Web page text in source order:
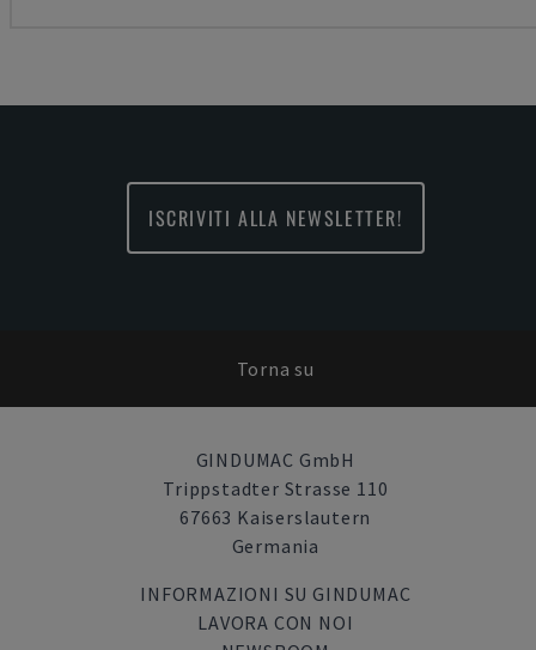
ISCRIVITI ALLA NEWSLETTER!
Torna su
GINDUMAC GmbH
Trippstadter Strasse 110
67663 Kaiserslautern
Germania
INFORMAZIONI SU GINDUMAC
LAVORA CON NOI